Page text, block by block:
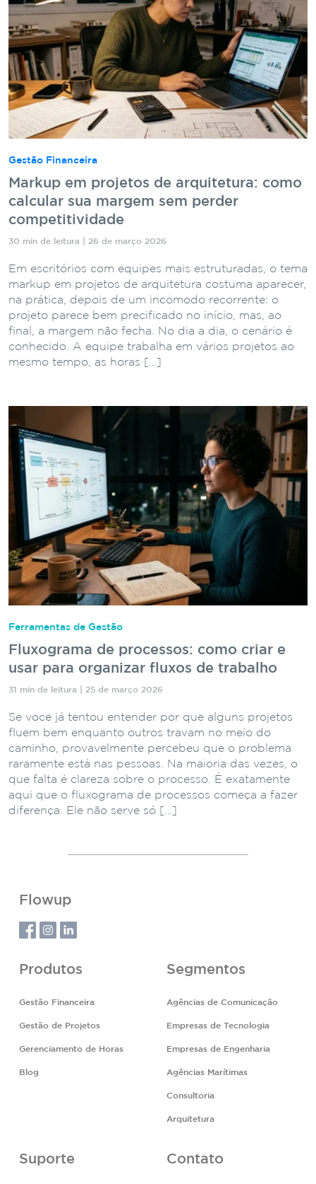
Gestão Financeira
Markup em projetos de arquitetura: como
calcular sua margem sem perder
competitividade
30 min de leitura | 26 de março 2026
Em escritórios com equipes mais estruturadas, o tema
markup em projetos de arquitetura costuma aparecer,
na prática, depois de um incômodo recorrente: o
projeto parece bem precificado no início, mas, ao
final, a margem não fecha. No dia a dia, o cenário é
conhecido. A equipe trabalha em vários projetos ao
mesmo tempo, as horas […]
Ferramentas de Gestão
Fluxograma de processos: como criar e
usar para organizar fluxos de trabalho
31 min de leitura | 25 de março 2026
Se você já tentou entender por que alguns projetos
fluem bem enquanto outros travam no meio do
caminho, provavelmente percebeu que o problema
raramente está nas pessoas. Na maioria das vezes, o
que falta é clareza sobre o processo. É exatamente
aqui que o fluxograma de processos começa a fazer
diferença. Ele não serve só […]
Flowup
Produtos
Gestão Financeira
Gestão de Projetos
Gerenciamento de Horas
Blog
Segmentos
Agências de Comunicação
Empresas de Tecnologia
Empresas de Engenharia
Agências Marítimas
Consultoria
Arquitetura
Suporte Contato